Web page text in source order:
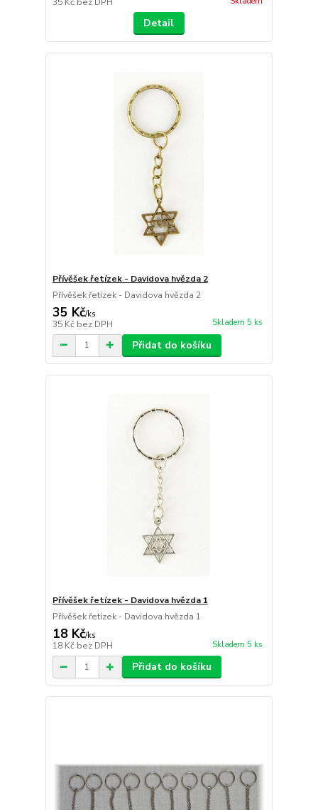
35 Kč bez DPH
Detail
Přívěšek řetízek - Davidova hvězda 2
Přívěšek řetízek - Davidova hvězda 2
35 Kč/ks
35 Kč bez DPH Skladem 5 ks
Přidat do košíku
Přívěšek řetízek - Davidova hvězda 1
Přívěšek řetízek - Davidova hvězda 1
18 Kč/ks
18 Kč bez DPH Skladem 5 ks
Přidat do košíku